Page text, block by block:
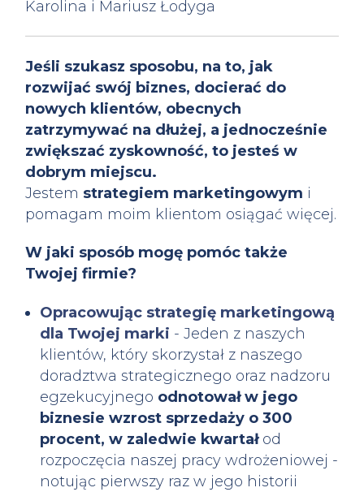
Karolina i Mariusz Łodyga
Jeśli szukasz sposobu, na to, jak
rozwijać swój biznes, docierać do
nowych klientów, obecnych
zatrzymywać na dłużej, a jednocześnie
zwiększać zyskowność, to jesteś w
dobrym miejscu.
Jestem strategiem marketingowym i
pomagam moim klientom osiągać więcej.
W jaki sposób mogę pomóc także
Twojej firmie?
Opracowując strategię marketingową
dla Twojej marki - Jeden z naszych
klientów, który skorzystał z naszego
doradztwa strategicznego oraz nadzoru
egzekucyjnego odnotował w jego
biznesie wzrost sprzedaży o 300
procent, w zaledwie kwartałod
rozpoczęcia naszej pracy wdrożeniowej -
notując pierwszy raz w jego historii